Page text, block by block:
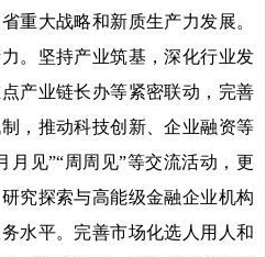
重大战略和新质生产力发展。
。坚持产业筑基，深化行业发
产业链长办等紧密联动，完善
，推动科技创新、企业融资等
月见”“周周见”等交流活动，更
究探索与高能级金融企业机构
水平。完善市场化选人用人和